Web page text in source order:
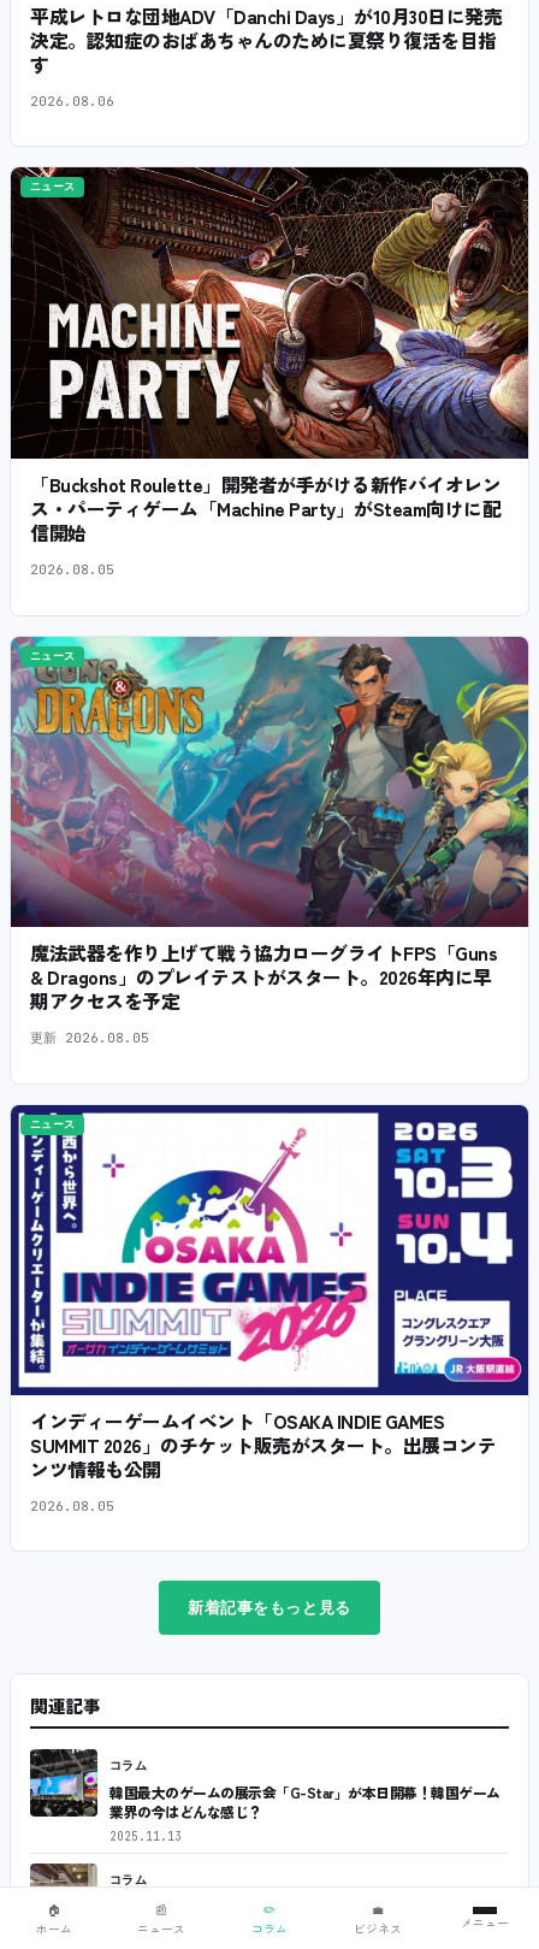
平成レトロな団地ADV「Danchi Days」が10月30日に発売
決定。認知症のおばあちゃんのために夏祭り復活を目指
す
2026.08.06
ニュース
「Buckshot Roulette」開発者が手がける新作バイオレン
ス・パーティゲーム「Machine Party」がSteam向けに配
信開始
2026.08.05
ニュース
魔法武器を作り上げて戦う協力ローグライトFPS「Guns
& Dragons」のプレイテストがスタート。2026年内に早
期アクセスを予定
更新 2026.08.05
ニュース
インディーゲームイベント「OSAKA INDIE GAMES
SUMMIT 2026」のチケット販売がスタート。出展コンテ
ンツ情報も公開
2026.08.05
新着記事をもっと見る
関連記事
コラム
韓国最大のゲームの展示会「G-Star」が本日開幕！韓国ゲーム
業界の今はどんな感じ？
2025.11.13
コラム
中国で人気のWePlayってどういうイベント？
2025.11.06
🏠
ホーム
📰
ニュース
✏️
コラム
💼
ビジネス
メニュー